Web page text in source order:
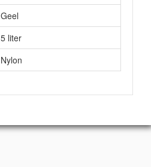
Geel
5 liter
Nylon